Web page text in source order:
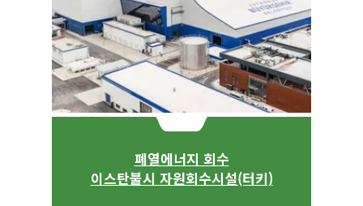
폐열에너지 회수
이스탄불시 자원회수시설(터키)